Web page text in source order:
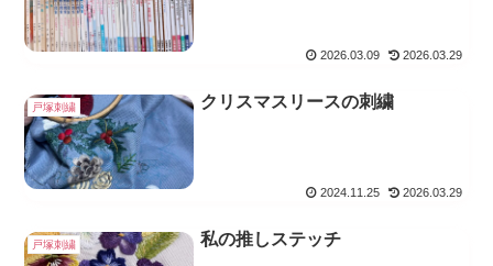
2026.03.09 2026.03.29
戸塚刺繍 クリスマスリースの刺繍
2024.11.25 2026.03.29
戸塚刺繍 私の推しステッチ